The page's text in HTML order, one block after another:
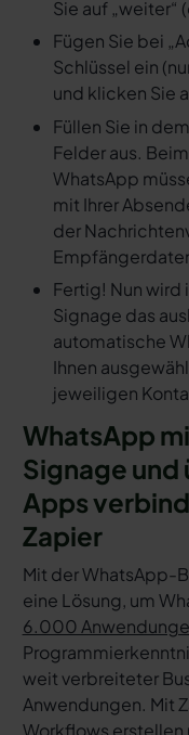
Sie auf „weiter“
Fügen Sie bei
Schlüssel ein
und klicken Sie
Füllen Sie in
Felder aus.
WhatsApp
mit Ihrer
der
Fertig! Nun wird
Signage das
automatische
Ihnen
jeweiligen
WhatsApp
Signage
Apps
Zapier
Mit der WhatsApp-
eine Lösung, um
6.000
weit verbreiteter
Anwendungen. Mit